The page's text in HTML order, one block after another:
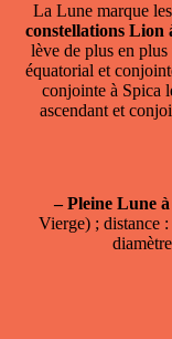
La Lune marque les
constellations Lion
lève de plus en
équatorial et
conjointe à Spica
ascendant et
– Pleine Lune
Vierge) ; distance